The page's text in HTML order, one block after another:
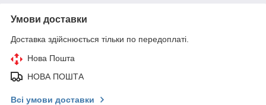
Умови доставки
Доставка здійснюється тільки по передоплаті.
Нова Пошта
НОВА ПОШТА
Всі умови доставки